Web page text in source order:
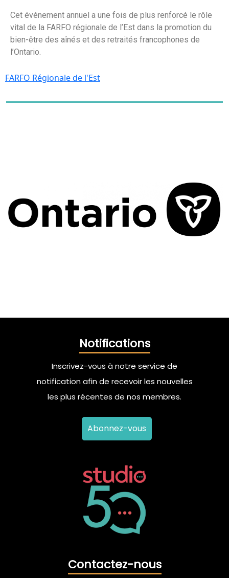
Cet événement annuel a une fois de plus renforcé le rôle
vital de la FARFO régionale de l’Est dans la promotion du
bien-être des aînés et des retraités francophones de
l’Ontario.
FARFO Régionale de l'Est
Contactez-nous
Notifications
Inscrivez-vous à notre service de
notification afin de recevoir les nouvelles
les plus récentes de nos membres.
Abonnez-vous